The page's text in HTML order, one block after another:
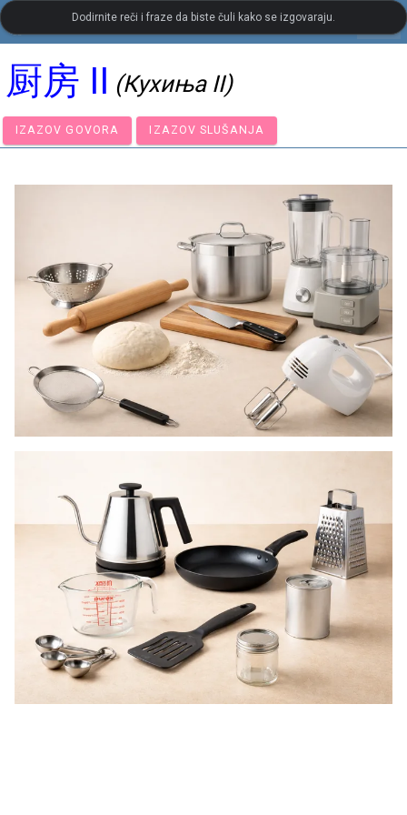
LanguageGuide.org•Кинески визуелни речник
厨房 II (Кухиња II)
IZAZOV GOVORA IZAZOV SLUŠANJA
Dodirnite reči i fraze da biste čuli kako se izgovaraju.